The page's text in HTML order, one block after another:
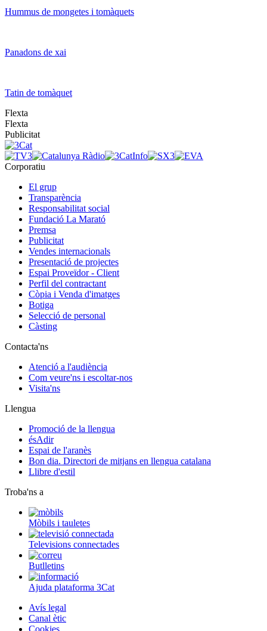
Hummus de mongetes i tomàquets
Panadons de xai
Tatin de tomàquet
Flexta
Flexta
Publicitat
Corporatiu
El grup
Transparència
Responsabilitat social
Fundació La Marató
Premsa
Publicitat
Vendes internacionals
Presentació de projectes
Espai Proveïdor - Client
Perfil del contractant
Còpia i Venda d'imatges
Botiga
Selecció de personal
Càsting
Contacta'ns
Atenció a l'audiència
Com veure'ns i escoltar-nos
Visita'ns
Llengua
Promoció de la llengua
ésAdir
Espai de l'aranès
Bon dia. Directori de mitjans en llengua catalana
Llibre d'estil
Troba'ns a
Mòbils i tauletes
Televisions connectades
Butlletins
Ajuda plataforma 3Cat
Avís legal
Canal ètic